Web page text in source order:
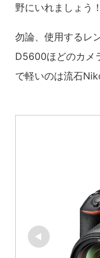
野にいれましょう
勿論、使用するレ
D5600ほどのカメ
で軽いのは流石